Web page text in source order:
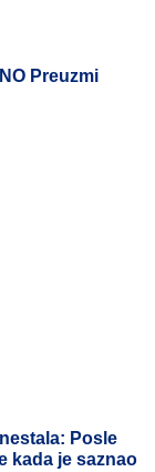
Preuzmi
Posle
kada je saznao